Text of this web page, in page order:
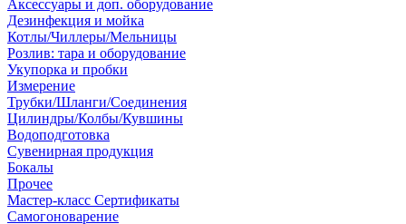
Аксессуары и доп. оборудование
Дезинфекция и мойка
Котлы/Чиллеры/Мельницы
Розлив: тара и оборудование
Укупорка и пробки
Измерение
Трубки/Шланги/Соединения
Цилиндры/Колбы/Кувшины
Водоподготовка
Сувенирная продукция
Бокалы
Прочее
Мастер-класс Сертификаты
Самогоноварение